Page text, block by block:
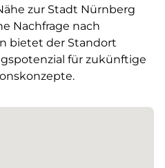
zur Stadt Nürnberg
Nachfrage nach
bietet der Standort
für zukünftige